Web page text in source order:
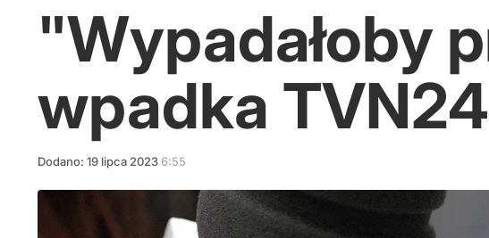
"Wypadałoby
wpadka TVN24
Dodano: 19 lipca 2023 6:55